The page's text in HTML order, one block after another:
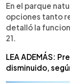
En el parque
opciones tanto
detalló la
21.
LEA ADEMÁS:
disminuido,